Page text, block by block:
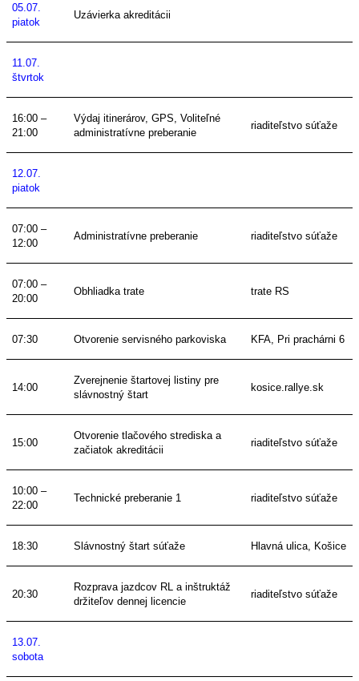
05.07.
piatok
Uzávierka akreditácii
11.07.
štvrtok
16:00 –
21:00
Výdaj itinerárov, GPS,Voliteľné
administratívne preberanie
riaditeľstvo súťaže
12.07
piatok
07:00 –
12:00
Administratívne preberanie riaditeľstvo súťaže
07:00 –
20:00
Obhliadka trate trate RS
07:30 Otvorenie servisného parkoviska KFA, Pri prachárni 6
14:00
Zverejnenie štartovej listiny pre
slávnostný štart
kosice.rallye.sk
15:00
Otvorenie tlačového strediska a
začiatok akreditácii
riaditeľstvo súťaže
10:00 –
22:00
Technické preberanie 1 riaditeľstvo súťaže
18:30 Slávnostný štart súťaže Hlavná ulica, Košice
20:30
Rozprava jazdcov RLa inštruktáž
držiteľov dennej licencie
riaditeľstvo súťaže
13.07.
sobota